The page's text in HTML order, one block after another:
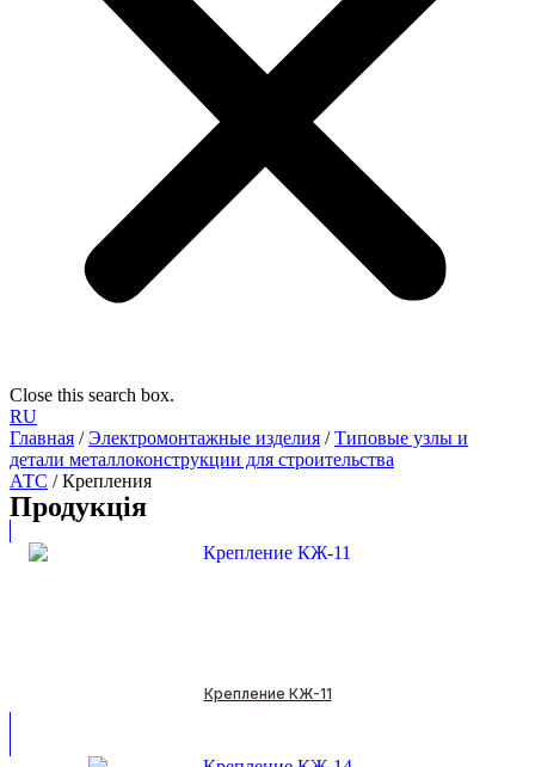
Close this search box.
RU
Главная /Электромонтажные изделия /Типовые узлы и
детали металлоконструкции для строительства
АТС / Крепления
Продукція
Крепление КЖ-11